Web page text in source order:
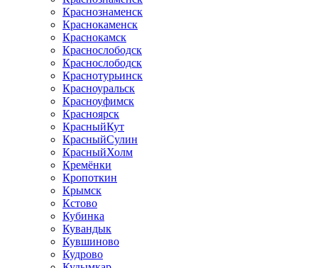
Краснознаменск
Краснокаменск
Краснокамск
Краснослободск
Краснослободск
Краснотурьинск
Красноуральск
Красноуфимск
Красноярск
КрасныйКут
КрасныйСулин
КрасныйХолм
Кремёнки
Кропоткин
Крымск
Кстово
Кубинка
Кувандык
Кувшиново
Кудрово